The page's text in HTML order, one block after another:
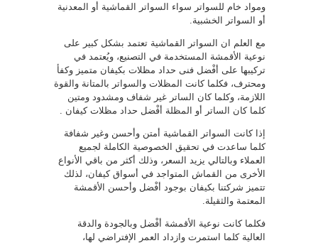
ومواد خام للسواتر سواء السواتر القماشية أو المعدنية
أو السواتر الخشبية.
مع العلم ان السواتر القماشية تعتمد بشكل كبير على
نوعية الأقمشة المستخدمة في التصنيع، ويُعتمد في
تركيبها على أفْضل فنى حداد مظلات بكيفان متميز وكفأ
ومحترف، فكلما كانت المظلات والسواتر بالمتانة والقوة
اللازمة، وكلما كان الساتر غير شفاف ومشدود ومتين
كلما كان الساتر أو المظلة أفْضل حداد مظلات كيفان .
إذا كانت السواتر القماشية أمتن وأحسن وغير شفافة
كلما ساعدت في تحقيق الخصوصية الكاملة لجميع
العملاء وبالتالي يزيد السعر، وذلك أكثر من باقي الأنواع
الأخرى من القماش المتواجد في أسواق كيفان، لذلك
تتميز شركتنا بكيفان بوجود أفْضل وأحسن الأقمشة
المعتمة والثقيلة.
فكلما كانت نوعية الأقمشة أفْضل وبالجودة والدقة
العالية كلما استمرت وازداد العمر الإفتراضي لها،